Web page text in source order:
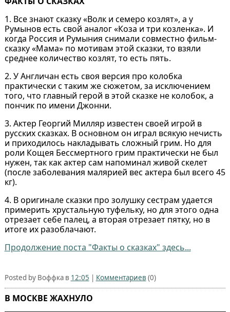
1. Все знают сказку «Волк и семеро козлят», а у
Румынов есть свой аналог «Коза и три козленка». И
когда Россия и Румыния снимали совместно фильм-
сказку «Мама» по мотивам этой сказки, то взяли
среднее количество козлят, то есть пять.
2. У Англичан есть своя версия про колобка
практически с таким же сюжетом, за исключением
того, что главный герой в этой сказке не колобок, а
пончик по имени Джонни.
3. Актер Георгий Милляр известен своей игрой в
русских сказках. В основном он играл всякую нечисть
и приходилось накладывать сложный грим. Но для
роли Кощея Бессмертного грим практически не был
нужен, так как актер сам напоминал живой скелет
(после заболевания малярией вес актера был всего 45
кг).
4. В оригинале сказки про золушку сестрам удается
примерить хрустальную туфельку, но для этого одна
отрезает себе палец, а вторая отрезает пятку, но в
итоге их разоблачают.
Продолжение поста "Факты о сказках" здесь...
Posted by Воффка в 12:05 | Комментариев (0)
В МОСКВЕ ЖАХНУЛО